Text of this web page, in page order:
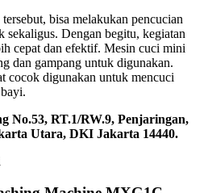
bisa melakukan pencucian
sekaligus. Dengan begitu, kegiatan
cepat dan efektif. Mesin cuci mini
dan gampang untuk digunakan.
cocok digunakan untuk mencuci
No.53, RT.1/RW.9, Penjaringan,
Utara, DKI Jakarta 14440.